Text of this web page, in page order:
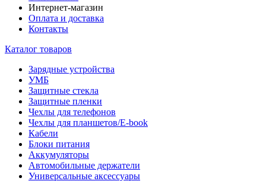
Интернет-магазин
Оплата и доставка
Контакты
Каталог товаров
Зарядные устройства
УМБ
Защитные стекла
Защитные пленки
Чехлы для телефонов
Чехлы для планшетов/E-book
Кабели
Блоки питания
Аккумуляторы
Автомобильные держатели
Универсальные аксессуары